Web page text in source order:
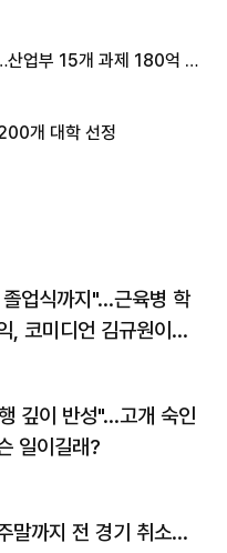
산업부 15개 과제 180억 지
개 대학 선정
업식까지"…근육병 학
, 코미디언 김규원이었
깊이 반성"…고개 숙인
일이길래?
말까지 전 경기 취소…